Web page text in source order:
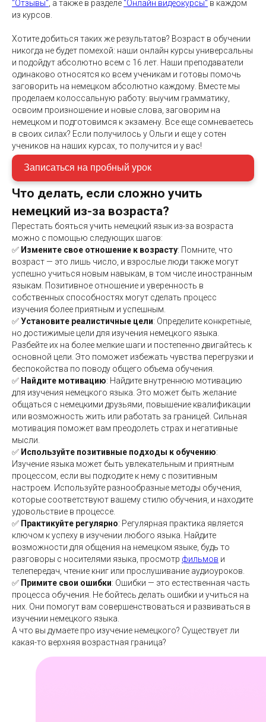
"Отзывы" , а также в разделе "Онлайн видеокурсы" в каждом
из курсов.
Хотите добиться таких же результатов? Возраст в обучении
никогда не будет помехой: наши онлайн курсы универсальны
и подойдут абсолютно всем с 16 лет. Наши преподаватели
одинаково относятся ко всем ученикам и готовы помочь
заговорить на немецком абсолютно каждому. Вместе мы
проделаем колоссальную работу: выучим грамматику,
освоим произношение и новые слова, заговорим на
немецком и подготовимся к экзамену. Все еще сомневаетесь
в своих силах? Если получилось у Ольги и еще у сотен
учеников на наших курсах, то получится и у вас!
Записаться на пробный урок
Что делать, если сложно учить
немецкий из-за возраста?
Перестать бояться учить немецкий язык из-за возраста
можно с помощью следующих шагов:
✅ Измените свое отношение к возрасту: Помните, что
возраст — это лишь число, и взрослые люди также могут
успешно учиться новым навыкам, в том числе иностранным
языкам. Позитивное отношение и уверенность в
собственных способностях могут сделать процесс
изучения более приятным и успешным.
✅Установите реалистичные цели: Определите конкретные,
но достижимые цели для изучения немецкого языка.
Разбейте их на более мелкие шаги и постепенно двигайтесь к
основной цели. Это поможет избежать чувства перегрузки и
беспокойства по поводу общего объема обучения.
✅ Найдите мотивацию: Найдите внутреннюю мотивацию
для изучения немецкого языка. Это может быть желание
общаться с немецкими друзьями, повышение квалификации
или возможность жить или работать за границей. Сильная
мотивация поможет вам преодолеть страх и негативные
мысли.
✅ Используйте позитивные подходы к обучению:
Изучение языка может быть увлекательным и приятным
процессом, если вы подходите к нему с позитивным
настроем. Используйте разнообразные методы обучения,
которые соответствуют вашему стилю обучения, и находите
удовольствие в процессе.
✅ Практикуйте регулярно: Регулярная практика является
ключом к успеху в изучении любого языка. Найдите
возможности для общения на немецком языке, будь то
разговоры с носителями языка, просмотр фильмов и
телепередач, чтение книг или прослушивание аудиоуроков.
✅ Примите свои ошибки: Ошибки — это естественная часть
процесса обучения. Не бойтесь делать ошибки и учиться на
них. Они помогут вам совершенствоваться и развиваться в
изучении немецкого языка.
А что вы думаете про изучение немецкого? Существует ли
какая-то верхняя возрастная граница?